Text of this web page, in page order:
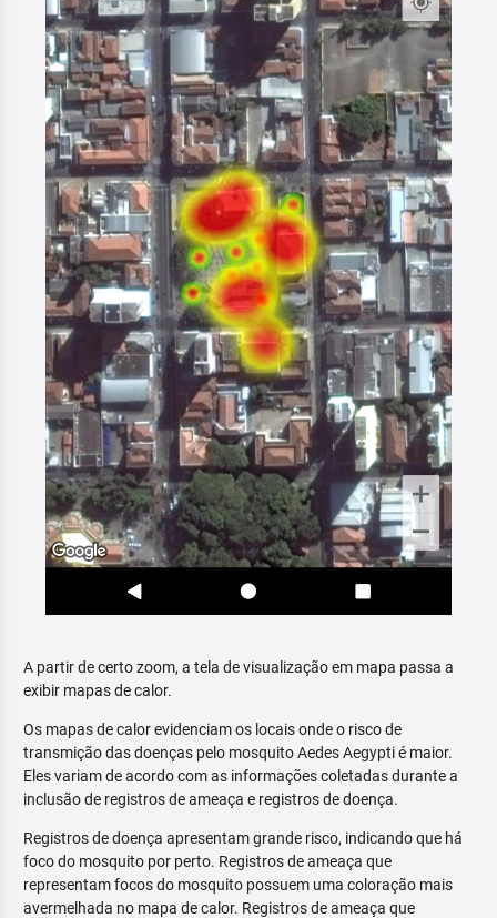
A partir de certo zoom, a tela de visualização em mapa passa a
exibir mapas de calor.
Os mapas de calor evidenciam os locais onde o risco de
transmição das doenças pelo mosquito Aedes Aegypti é maior.
Eles variam de acordo com as informações coletadas durante a
inclusão de registros de ameaça e registros de doença.
Registros de doença apresentam grande risco, indicando que há
foco do mosquito por perto. Registros de ameaça que
representam focos do mosquito possuem uma coloração mais
avermelhada no mapa de calor. Registros de ameaça que